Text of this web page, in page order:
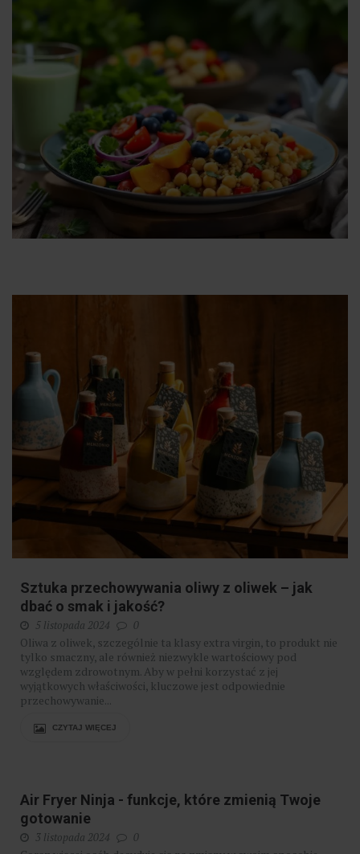
Sztuka przechowywania oliwy z oliwek – jak
dbać o smak i jakość?
5 listopada 2024 0
Oliwa z oliwek, szczególnie ta klasy extra virgin, to produkt nie
tylko smaczny, ale również niezwykle wartościowy pod
względem zdrowotnym. Aby w pełni korzystać z jej
wyjątkowych właściwości, kluczowe jest odpowiednie
przechowywanie...
CZYTAJ WIĘCEJ
Air Fryer Ninja - funkcje, które zmienią Twoje
gotowanie
3 listopada 2024 0